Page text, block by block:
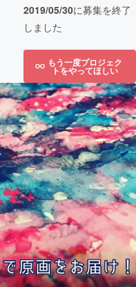
2019/05/30に募集を終了
しました
もう一度プロジェク
トをやってほしい